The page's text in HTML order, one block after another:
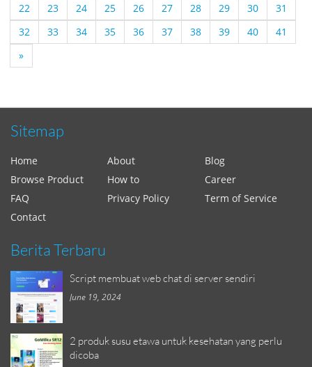
22
23 24 25 26 27 28 29 30
31
32
33 34 35 36 37 38 39 40
41
»
Sitemap
Home About
Blog
Browse Product
How to
Career
FAQ
Privacy Policy
Term of Service
Contact
Berita Terbaru
Script membuat web chat di server sendiri
June 19, 2024
2 produk susu etawa untuk kesehatan yang perlu
dicoba